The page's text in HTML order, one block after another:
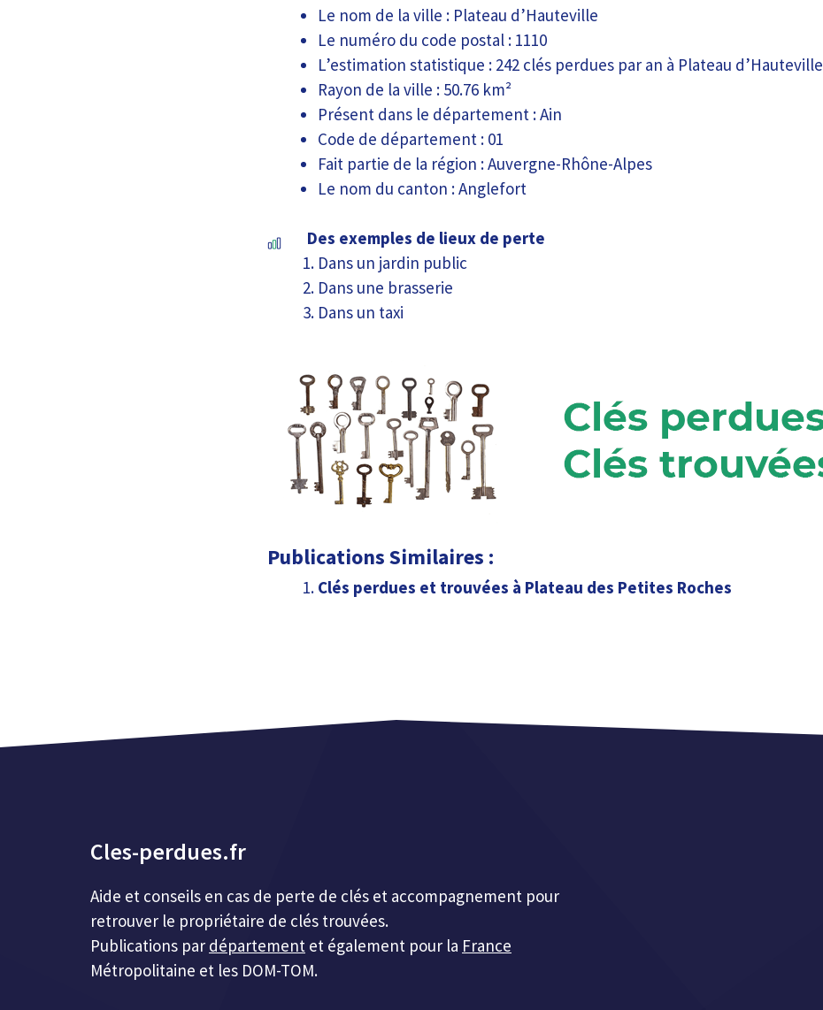
Le nom de la ville : Plateau d’Hauteville
Le numéro du code postal : 1110
L’estimation statistique : 242 clés perdues par an à Plateau d’Hauteville
Rayon de la ville : 50.76 km²
Présent dans le département : Ain
Code de département : 01
Fait partie de la région : Auvergne-Rhône-Alpes
Le nom du canton : Anglefort
Des exemples de lieux de perte
Dans un jardin public
Dans une brasserie
Dans un taxi
Publications Similaires :
Clés perdues et trouvées à Plateau des Petites Roches
Cles-perdues.fr
Aide et conseils en cas de perte de clés et accompagnement pour
retrouver le propriétaire de clés trouvées.
Publications par département et également pour la France
Métropolitaine et les DOM-TOM.